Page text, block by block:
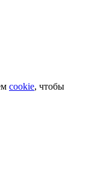
cookie, чтобы